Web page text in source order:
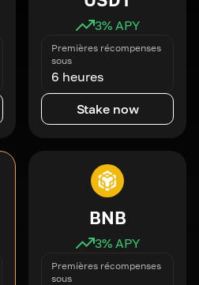
3% APY
Premières récompenses
sous
6 heures
Stake now
BNB
3% APY
Premières récompenses
sous